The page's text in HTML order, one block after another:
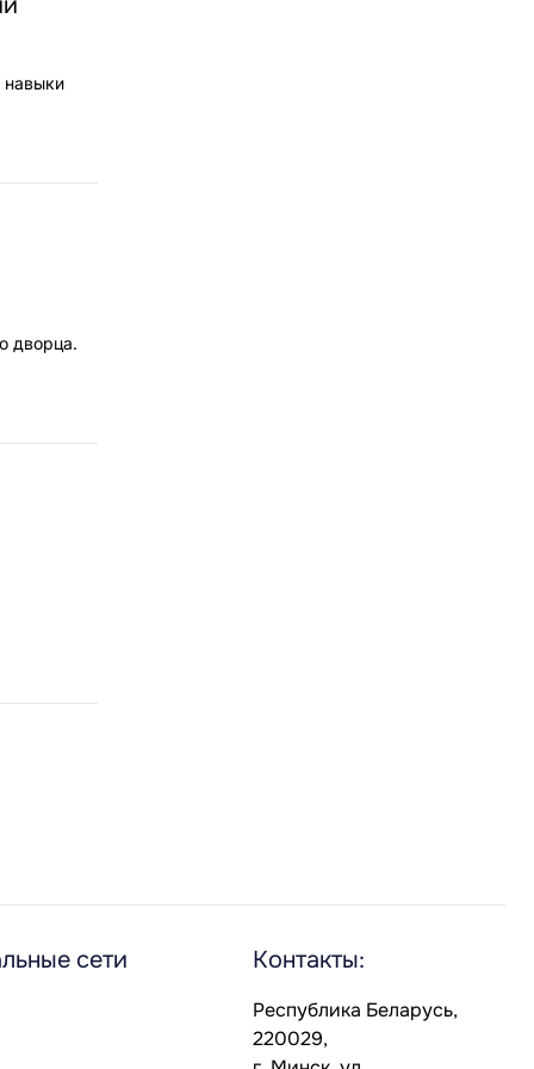
навыки
дворца.
сети Контакты:
Республика Беларусь,
220029,